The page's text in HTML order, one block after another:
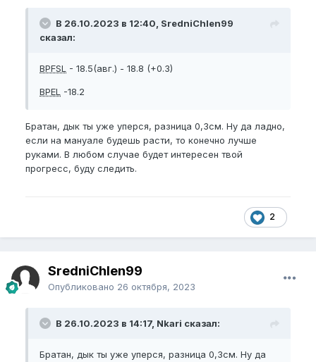
В 26.10.2023 в 12:40, SredniChlen99
сказал:
BPFSL - 18.5(авг.) - 18.8 (+0.3)
BPEL -18.2
Братан, дык ты уже уперся, разница 0,3см. Ну да ладно,
если на мануале будешь расти, то конечно лучше
руками. В любом случае будет интересен твой
прогресс, буду следить.
2
SredniChlen99
Опубликовано 26 октября, 2023
В 26.10.2023 в 14:17, Nkari сказал:
Братан, дык ты уже уперся, разница 0,3см. Ну да